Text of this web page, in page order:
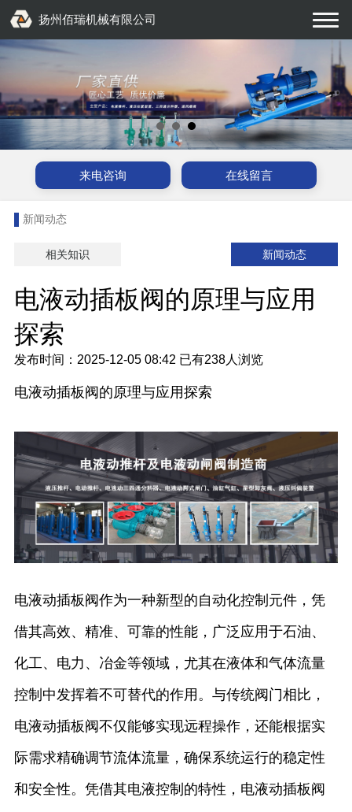
扬州佰瑞机械有限公司
来电咨询 在线留言
新闻动态
相关知识 新闻动态
电液动插板阀的原理与应用
探索
发布时间：2025-12-05 08:42 已有238人浏览
电液动插板阀的原理与应用探索
电液动插板阀作为一种新型的自动化控制元件，凭
借其高效、精准、可靠的性能，广泛应用于石油、
化工、电力、冶金等领域，尤其在液体和气体流量
控制中发挥着不可替代的作用。与传统阀门相比，
电液动插板阀不仅能够实现远程操作，还能根据实
际需求精确调节流体流量，确保系统运行的稳定性
和安全性。凭借其电液控制的特性，电液动插板阀